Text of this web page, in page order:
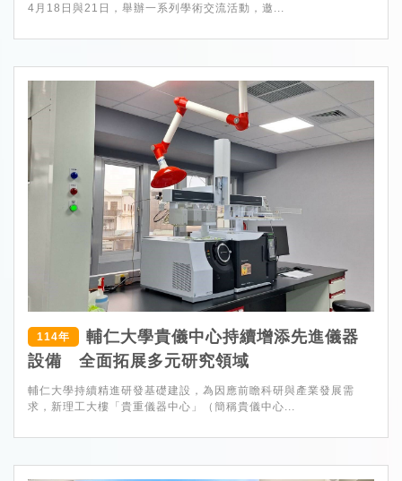
4月18日與21日，舉辦一系列學術交流活動，邀...
114年
輔仁大學貴儀中心持續增添先進儀器
設備 全面拓展多元研究領域
輔仁大學持續精進研發基礎建設，為因應前瞻科研與產業發展需
求，新理工大樓「貴重儀器中心」（簡稱貴儀中心...